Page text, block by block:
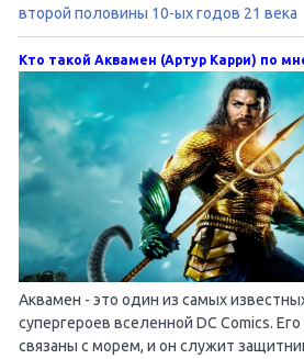
второй половины 10-ых годов 21 века
Кто такой Аквамен (Артур Карри) по
Аквамен - это один из самых
супергероев вселенной DC Comics.
связаны с морем, и он служит